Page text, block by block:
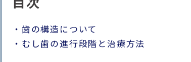
・歯の構造について
・むし歯の進行段階と治療方法